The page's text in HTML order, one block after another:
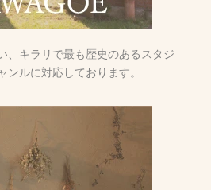
、キラリで最も歴史のあるスタジ
ンルに対応しております。